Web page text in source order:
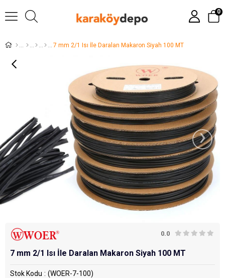
0
7 mm 2/1 Isı İle Daralan Makaron Siyah 100 MT
›
0.0
7 mm 2/1 Isı İle Daralan Makaron Siyah 100 MT
Stok Kodu
(WOER-7-100)